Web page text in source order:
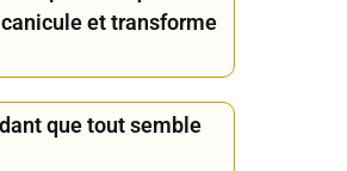
et transforme
que tout semble